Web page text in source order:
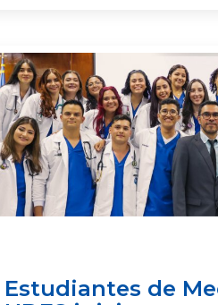
Estudiantes de